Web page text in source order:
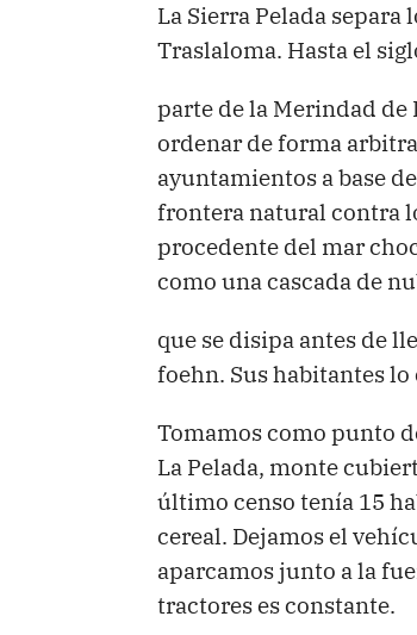
La Sierra Pelada separa
Traslaloma. Hasta el
parte de la Merindad de
ordenar de forma
ayuntamientos a base
frontera natural contra
procedente del mar
como una cascada de
que se disipa antes de
foehn. Sus habitantes
Tomamos como punto
La Pelada, monte
último censo tenía 15
cereal. Dejamos el
aparcamos junto a la
tractores es constante.